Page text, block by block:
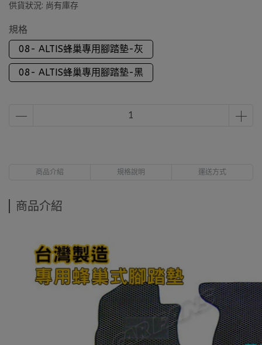
供貨狀況: 尚有庫存
規格
08- ALTIS蜂巢專用腳踏墊-灰
08- ALTIS蜂巢專用腳踏墊-黑
商品介紹 規格說明 運送方式
商品介紹